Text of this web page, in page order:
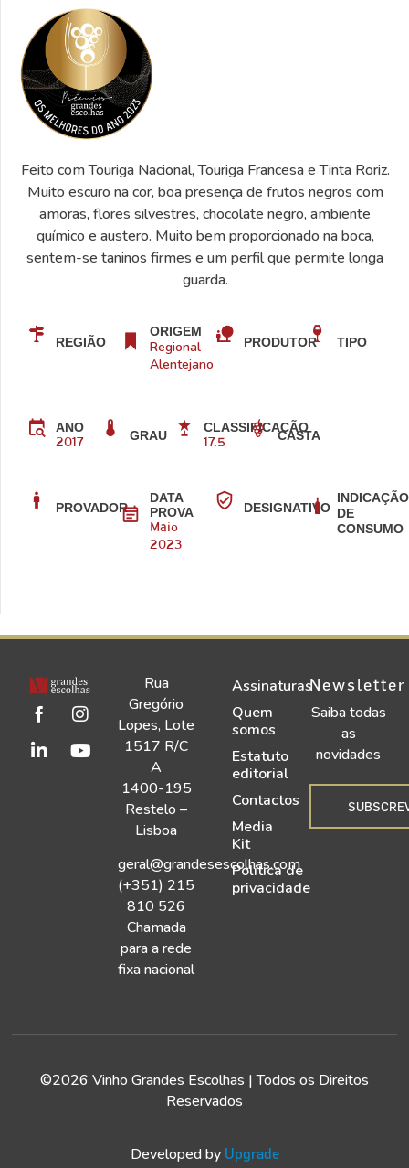
Feito com Touriga Nacional, Touriga Francesa e Tinta Roriz.
Muito escuro na cor, boa presença de frutos negros com
amoras, flores silvestres, chocolate negro, ambiente
químico e austero. Muito bem proporcionado na boca,
sentem-se taninos firmes e um perfil que permite longa
guarda.
REGIÃO
ORIGEM
Regional
Alentejano
PRODUTOR TIPO
ANO
2017 GRAU
CLASSIFICAÇÃO
17.5
CASTA
PROVADOR
DATA
PROVA
Maio
2023
DESIGNATIVO
INDICAÇÃO
DE
CONSUMO
Rua
Gregório
Lopes, Lote
1517 R/C
A
1400-195
Restelo –
Lisboa
geral@grandesescolhas.com
(+351) 215
810 526
Chamada
para a rede
fixa nacional
Assinaturas
Quem
somos
Estatuto
editorial
Contactos
Media
Kit
Política de
privacidade
Newsletter
Saiba todas
as
novidades
©2026 Vinho Grandes Escolhas | Todos os Direitos
Reservados
Developed by Upgrade